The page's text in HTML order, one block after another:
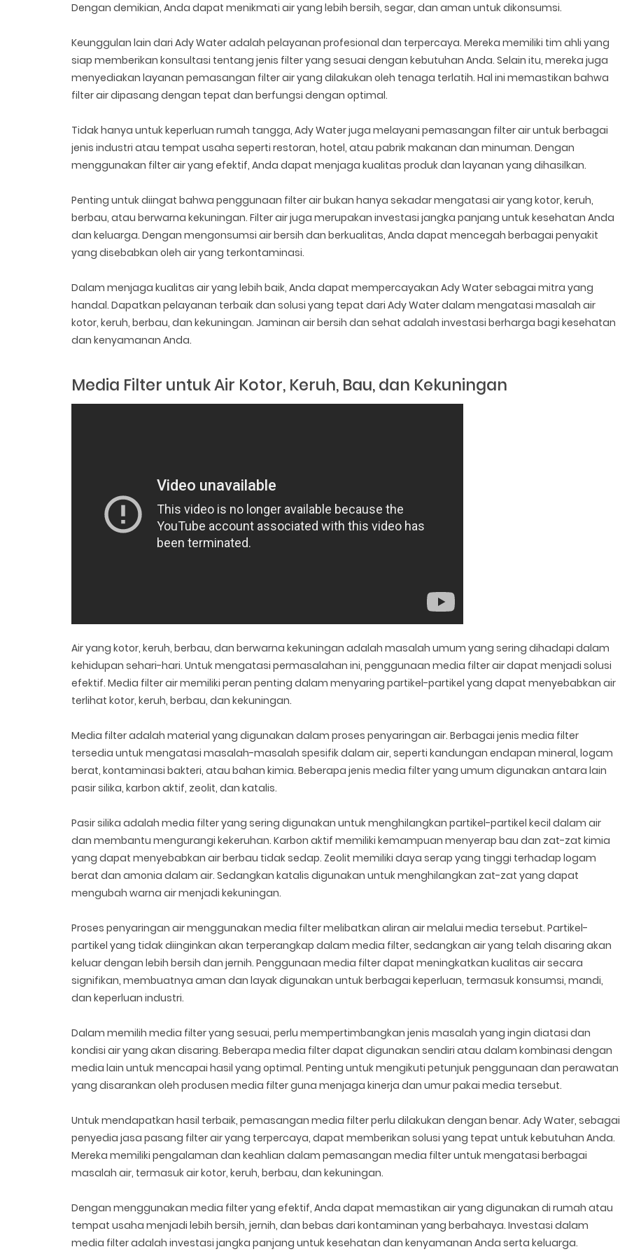
Dengan demikian, Anda dapat menikmati air yang lebih bersih, segar, dan aman untuk dikonsumsi.
Keunggulan lain dari Ady Water adalah pelayanan profesional dan terpercaya. Mereka memiliki tim ahli yang
siap memberikan konsultasi tentang jenis filter yang sesuai dengan kebutuhan Anda. Selain itu, mereka juga
menyediakan layanan pemasangan filter air yang dilakukan oleh tenaga terlatih. Hal ini memastikan bahwa
filter air dipasang dengan tepat dan berfungsi dengan optimal.
Tidak hanya untuk keperluan rumah tangga, Ady Water juga melayani pemasangan filter air untuk berbagai
jenis industri atau tempat usaha seperti restoran, hotel, atau pabrik makanan dan minuman. Dengan
menggunakan filter air yang efektif, Anda dapat menjaga kualitas produk dan layanan yang dihasilkan.
Penting untuk diingat bahwa penggunaan filter air bukan hanya sekadar mengatasi air yang kotor, keruh,
berbau, atau berwarna kekuningan. Filter air juga merupakan investasi jangka panjang untuk kesehatan Anda
dan keluarga. Dengan mengonsumsi air bersih dan berkualitas, Anda dapat mencegah berbagai penyakit
yang disebabkan oleh air yang terkontaminasi.
Dalam menjaga kualitas air yang lebih baik, Anda dapat mempercayakan Ady Water sebagai mitra yang
handal. Dapatkan pelayanan terbaik dan solusi yang tepat dari Ady Water dalam mengatasi masalah air
kotor, keruh, berbau, dan kekuningan. Jaminan air bersih dan sehat adalah investasi berharga bagi kesehatan
dan kenyamanan Anda.
Media Filter untuk Air Kotor, Keruh, Bau, dan Kekuningan
Air yang kotor, keruh, berbau, dan berwarna kekuningan adalah masalah umum yang sering dihadapi dalam
kehidupan sehari-hari. Untuk mengatasi permasalahan ini, penggunaan media filter air dapat menjadi solusi
efektif. Media filter air memiliki peran penting dalam menyaring partikel-partikel yang dapat menyebabkan air
terlihat kotor, keruh, berbau, dan kekuningan.
Media filter adalah material yang digunakan dalam proses penyaringan air. Berbagai jenis media filter
tersedia untuk mengatasi masalah-masalah spesifik dalam air, seperti kandungan endapan mineral, logam
berat, kontaminasi bakteri, atau bahan kimia. Beberapa jenis media filter yang umum digunakan antara lain
pasir silika, karbon aktif, zeolit, dan katalis.
Pasir silika adalah media filter yang sering digunakan untuk menghilangkan partikel-partikel kecil dalam air
dan membantu mengurangi kekeruhan. Karbon aktif memiliki kemampuan menyerap bau dan zat-zat kimia
yang dapat menyebabkan air berbau tidak sedap. Zeolit memiliki daya serap yang tinggi terhadap logam
berat dan amonia dalam air. Sedangkan katalis digunakan untuk menghilangkan zat-zat yang dapat
mengubah warna air menjadi kekuningan.
Proses penyaringan air menggunakan media filter melibatkan aliran air melalui media tersebut. Partikel-
partikel yang tidak diinginkan akan terperangkap dalam media filter, sedangkan air yang telah disaring akan
keluar dengan lebih bersih dan jernih. Penggunaan media filter dapat meningkatkan kualitas air secara
signifikan, membuatnya aman dan layak digunakan untuk berbagai keperluan, termasuk konsumsi, mandi,
dan keperluan industri.
Dalam memilih media filter yang sesuai, perlu mempertimbangkan jenis masalah yang ingin diatasi dan
kondisi air yang akan disaring. Beberapa media filter dapat digunakan sendiri atau dalam kombinasi dengan
media lain untuk mencapai hasil yang optimal. Penting untuk mengikuti petunjuk penggunaan dan perawatan
yang disarankan oleh produsen media filter guna menjaga kinerja dan umur pakai media tersebut.
Untuk mendapatkan hasil terbaik, pemasangan media filter perlu dilakukan dengan benar. Ady Water, sebagai
penyedia jasa pasang filter air yang terpercaya, dapat memberikan solusi yang tepat untuk kebutuhan Anda.
Mereka memiliki pengalaman dan keahlian dalam pemasangan media filter untuk mengatasi berbagai
masalah air, termasuk air kotor, keruh, berbau, dan kekuningan.
Dengan menggunakan media filter yang efektif, Anda dapat memastikan air yang digunakan di rumah atau
tempat usaha menjadi lebih bersih, jernih, dan bebas dari kontaminan yang berbahaya. Investasi dalam
media filter adalah investasi jangka panjang untuk kesehatan dan kenyamanan Anda serta keluarga.